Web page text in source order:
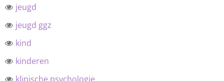
jeugd
jeugd ggz
kind
kinderen